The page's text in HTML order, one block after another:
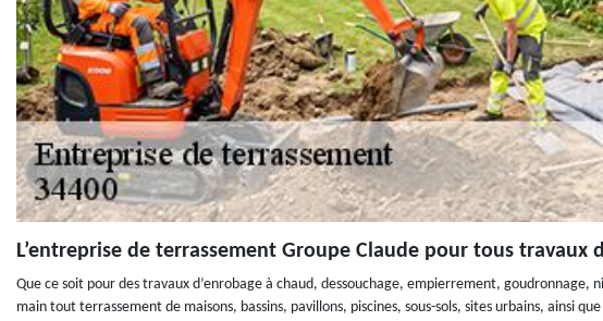
L’entreprise de terrassement Groupe Claude pour tous travaux
Que ce soit pour des travaux d’enrobage à chaud, dessouchage, empierrement,
main tout terrassement de maisons, bassins, pavillons, piscines, sous-sols, sites urbains, ainsi